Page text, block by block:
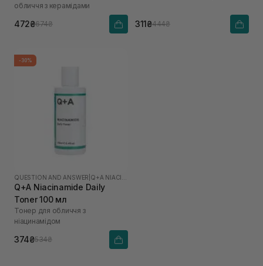
обличчя з керамідами
472₴674₴ 311₴444₴
-30%
QUESTION AND ANSWER
Q+A Niacinamide Daily
Toner 100 мл
Тонер для обличчя з
ніацинамідом
374₴534₴